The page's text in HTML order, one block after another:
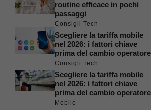
routine efficace in pochi
passaggi
Consigli Tech
Scegliere la tariffa mobile
nel 2026: i fattori chiave
prima del cambio operatore
Consigli Tech
Scegliere la tariffa mobile
nel 2026: i fattori chiave
prima del cambio operatore
Mobile